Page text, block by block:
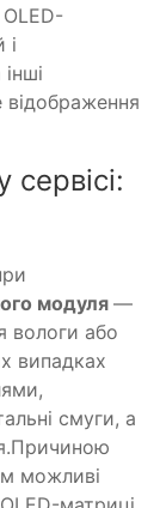
і
модуля —
вологи або
випадках
смуги, а
можливі